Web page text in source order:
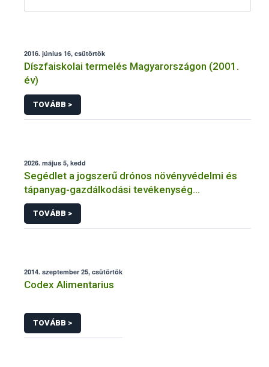
2016. június 16, csütörtök
Díszfaiskolai termelés Magyarországon (2001.
év)
TOVÁBB >
2026. május 5, kedd
Segédlet a jogszerű drónos növényvédelmi és
tápanyag-gazdálkodási tevékenység
legfontosabb feltételeiről
TOVÁBB >
2014. szeptember 25, csütörtök
Codex Alimentarius
TOVÁBB >